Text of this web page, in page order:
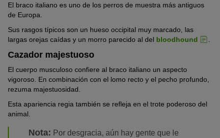
El braco italiano es uno de los perros de muestra más antiguos
de Europa.
Sus rasgos típicos son un hueso occipital muy marcado, las
largas orejas caídas y un morro parecido al del bloodhound
Cazador majestuoso
El cuerpo musculoso confiere al braco italiano un aspecto
vigoroso. En combinación con el lomo recto y el pecho profundo,
rezuma majestuosidad.
Esta apariencia regia también se refleja en el trote poderoso del
animal.
Nota: Por desgracia, aún hay gente que le